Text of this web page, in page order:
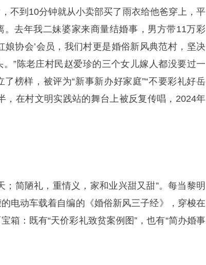
不到10分钟就从小卖部买了雨衣给他爸穿上，平
去年我二妹婆家来商量结婚事，男方带11万彩
娘协会’会员，我们村更是婚俗新风典范村，坚决
”陈老庄村民赵爱珍的三个女儿嫁人都没要过一
榜样，被评为“新事新办好家庭”“不要彩礼好岳
，在村文明实践站的舞台上被反复传唱，2024年
；简陋礼，重情义，家和业兴甜又甜”。每当黎明
电动车载着自编的《婚俗新风三子经》，穿梭在
箱：既有“天价彩礼致贫案例图”，也有“简办婚事